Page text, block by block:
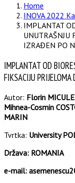
Home
INOVA 2022
IMPLANTAT
UNUTRAŠNJU
IZRAĐEN PO
IMPLANTAT OD
FIKSACIJU
Autor: Florin
Mihnea-Cosmin
MARIN
Tvrtka: University
Država: ROMANIA
e-mail: